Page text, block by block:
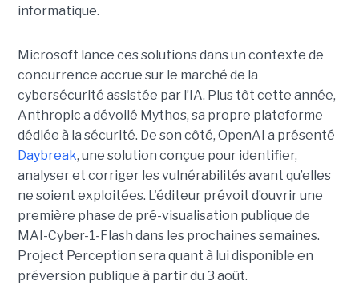
informatique.
Microsoft lance ces solutions dans un contexte de
concurrence accrue sur le marché de la
cybersécurité assistée par l’IA. Plus tôt cette année,
Anthropic a dévoilé Mythos, sa propre plateforme
dédiée à la sécurité. De son côté, OpenAI a présenté
Daybreak, une solution conçue pour identifier,
analyser et corriger les vulnérabilités avant qu’elles
ne soient exploitées. L'éditeur prévoit d’ouvrir une
première phase de pré-visualisation publique de
MAI-Cyber-1-Flash dans les prochaines semaines.
Project Perception sera quant à lui disponible en
préversion publique à partir du 3 août.